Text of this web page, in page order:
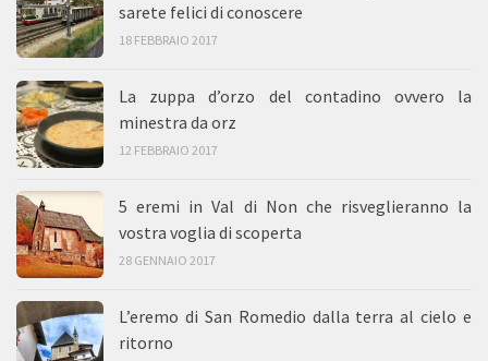
sarete felici di conoscere
18 FEBBRAIO 2017
La zuppa d’orzo del contadino ovvero la
minestra da orz
12 FEBBRAIO 2017
5 eremi in Val di Non che risveglieranno la
vostra voglia di scoperta
28 GENNAIO 2017
L’eremo di San Romedio dalla terra al cielo e
ritorno